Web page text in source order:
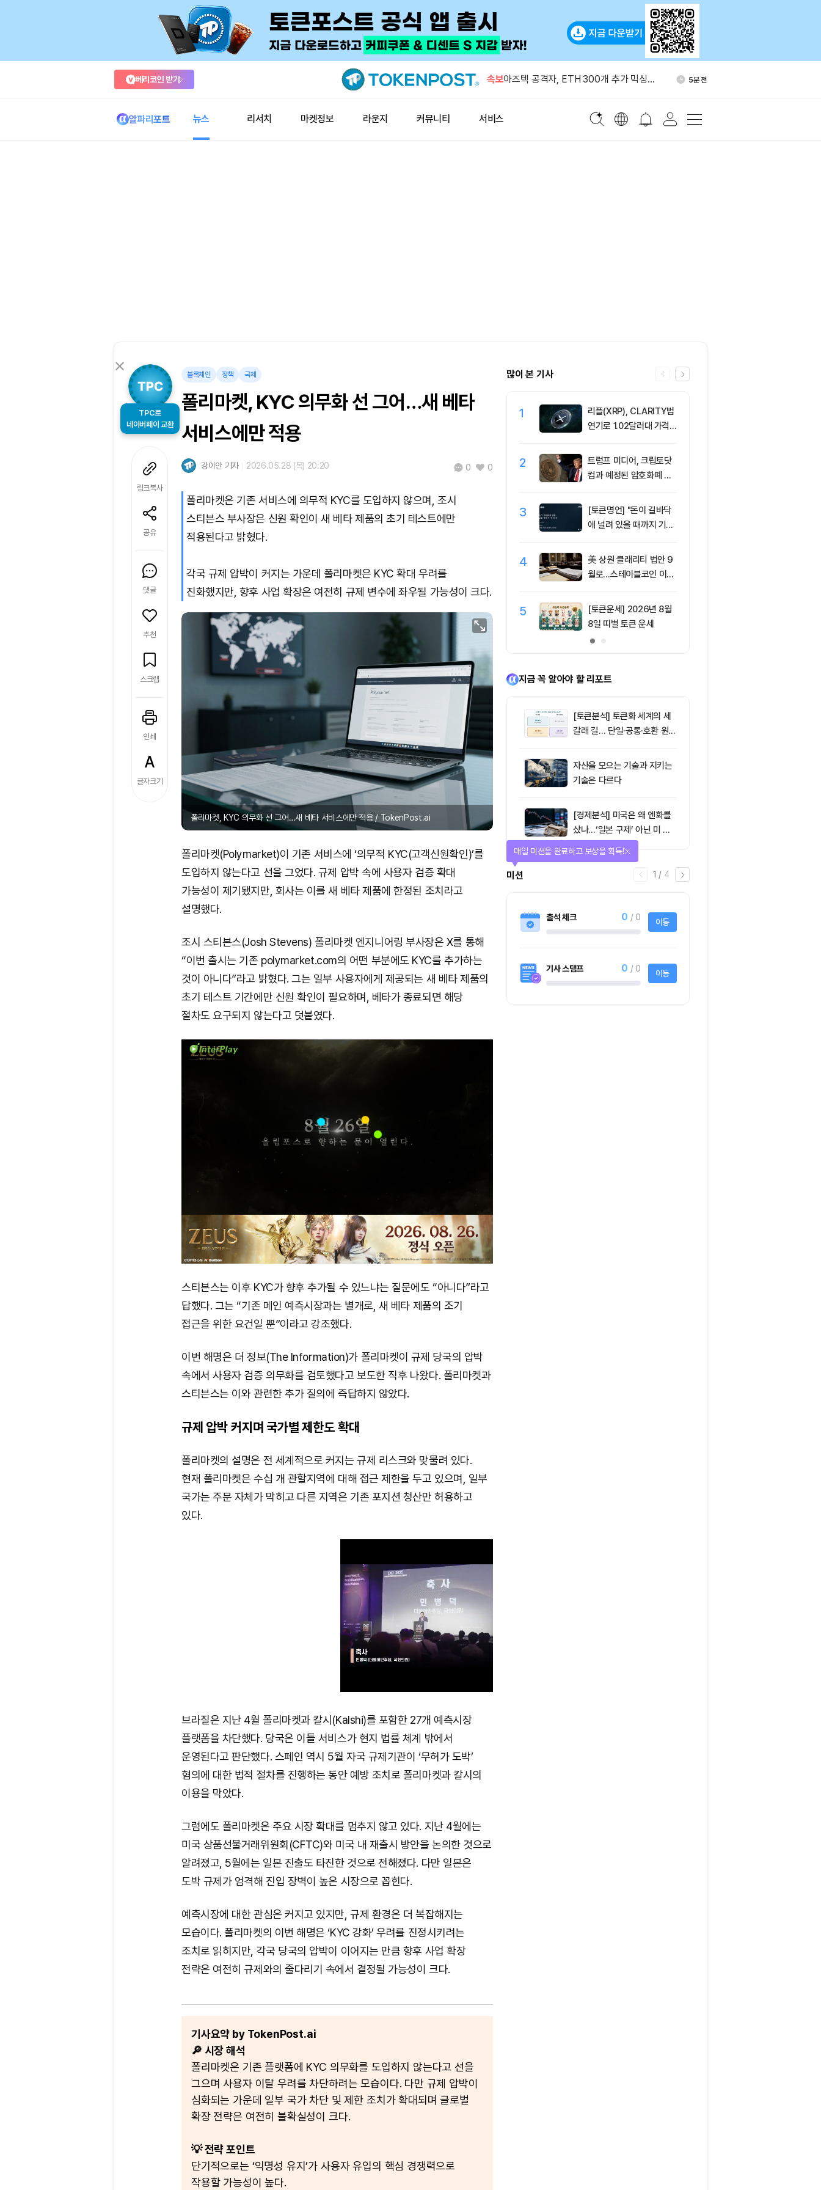
베리코인 받기 속보
중국, 상반기 휴머노이드 로봇 신설 기업
36분 전
아즈텍 공격자, ETH 300개 추가 믹싱…
5분 전
알파리포트 뉴스 리서치 마켓정보 라운지 커뮤니티 서비스
TPC로
네이버페이 교환
링크복사
공유
댓글
추천
스크랩
인쇄
글자크기
블록체인 정책 국제
폴리마켓, KYC 의무화 선 그어…새 베타
서비스에만 적용
강이안 기자 2026.05.28 (목) 20:20 0 0
폴리마켓은 기존 서비스에 의무적 KYC를 도입하지 않으며, 조시
스티븐스 부사장은 신원 확인이 새 베타 제품의 초기 테스트에만
적용된다고 밝혔다.
각국 규제 압박이 커지는 가운데 폴리마켓은 KYC 확대 우려를
진화했지만, 향후 사업 확장은 여전히 규제 변수에 좌우될 가능성이 크다.
폴리마켓, KYC 의무화 선 그어…새 베타 서비스에만 적용 / TokenPost.ai
폴리마켓(Polymarket)이 기존 서비스에 ‘의무적 KYC(고객신원확인)’를
도입하지 않는다고 선을 그었다. 규제 압박 속에 사용자 검증 확대
가능성이 제기됐지만, 회사는 이를 새 베타 제품에 한정된 조치라고
설명했다.
조시 스티븐스(Josh Stevens) 폴리마켓 엔지니어링 부사장은 X를 통해
“이번 출시는 기존 polymarket.com의 어떤 부분에도 KYC를 추가하는
것이 아니다”라고 밝혔다. 그는 일부 사용자에게 제공되는 새 베타 제품의
초기 테스트 기간에만 신원 확인이 필요하며, 베타가 종료되면 해당
절차도 요구되지 않는다고 덧붙였다.
스티븐스는 이후 KYC가 향후 추가될 수 있느냐는 질문에도 “아니다”라고
답했다. 그는 “기존 메인 예측시장과는 별개로, 새 베타 제품의 조기
접근을 위한 요건일 뿐”이라고 강조했다.
이번 해명은 더 정보(The Information)가 폴리마켓이 규제 당국의 압박
속에서 사용자 검증 의무화를 검토했다고 보도한 직후 나왔다. 폴리마켓과
스티븐스는 이와 관련한 추가 질의에 즉답하지 않았다.
규제 압박 커지며 국가별 제한도 확대
폴리마켓의 설명은 전 세계적으로 커지는 규제 리스크와 맞물려 있다.
현재 폴리마켓은 수십 개 관할지역에 대해 접근 제한을 두고 있으며, 일부
국가는 주문 자체가 막히고 다른 지역은 기존 포지션 청산만 허용하고
있다.
t
브라질은 지난 4월 폴리마켓과 칼시(Kalshi)를 포함한 27개 예측시장
플랫폼을 차단했다. 당국은 이들 서비스가 현지 법률 체계 밖에서
운영된다고 판단했다. 스페인 역시 5월 자국 규제기관이 ‘무허가 도박’
혐의에 대한 법적 절차를 진행하는 동안 예방 조치로 폴리마켓과 칼시의
이용을 막았다.
그럼에도 폴리마켓은 주요 시장 확대를 멈추지 않고 있다. 지난 4월에는
미국 상품선물거래위원회(CFTC)와 미국 내 재출시 방안을 논의한 것으로
알려졌고, 5월에는 일본 진출도 타진한 것으로 전해졌다. 다만 일본은
도박 규제가 엄격해 진입 장벽이 높은 시장으로 꼽힌다.
예측시장에 대한 관심은 커지고 있지만, 규제 환경은 더 복잡해지는
모습이다. 폴리마켓의 이번 해명은 ‘KYC 강화’ 우려를 진정시키려는
조치로 읽히지만, 각국 당국의 압박이 이어지는 만큼 향후 사업 확장
전략은 여전히 규제와의 줄다리기 속에서 결정될 가능성이 크다.
기사요약 by TokenPost.ai
🔎 시장 해석
폴리마켓은 기존 플랫폼에 KYC 의무화를 도입하지 않는다고 선을
그으며 사용자 이탈 우려를 차단하려는 모습이다. 다만 규제 압박이
심화되는 가운데 일부 국가 차단 및 제한 조치가 확대되며 글로벌
확장 전략은 여전히 불확실성이 크다.
💡 전략 포인트
단기적으로는 ‘익명성 유지’가 사용자 유입의 핵심 경쟁력으로
작용할 가능성이 높다.
많이 본 기사
1
리플(XRP), CLARITY법
연기로 1.02달러대 가격
2
트럼프 미디어, 크립토닷
컴과 예정된 암호화폐 계
3
[토큰명언] "돈이 길바닥
에 널려 있을 때까지 기다
4
美 상원 클래리티 법안 9
월로…스테이블코인 이자
5
[토큰운세] 2026년 8월
8일 띠별 토큰 운세
지금 꼭 알아야 할 리포트
[토큰분석] 토큰화 세계의 세
갈래 길… 단일·공통·호환 원장
명
자산을 모으는 기술과 지키는
기술은 다르다
[경제분석] 미국은 왜 엔화를
샀나…‘일본 구제’ 아닌 미 국
채·아시아 통화 방어전
1 / 4
미션
매일 미션을 완료하고 보상을 획득!
출석 체크 0 / 0 이동
기사 스탬프 0 / 0 이동